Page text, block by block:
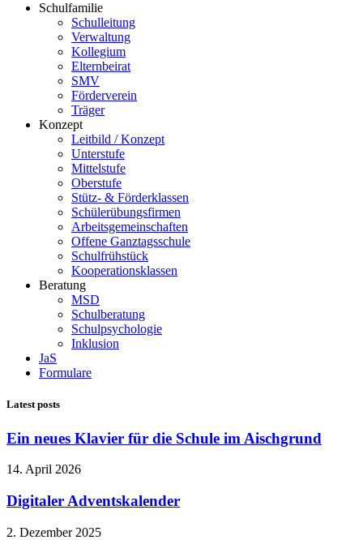
Schulfamilie
Schulleitung
Verwaltung
Kollegium
Elternbeirat
SMV
Förderverein
Träger
Konzept
Leitbild / Konzept
Unterstufe
Mittelstufe
Oberstufe
Stütz- & Förderklassen
Schülerübungsfirmen
Arbeitsgemeinschaften
Offene Ganztagsschule
Schulfrühstück
Kooperationsklassen
Beratung
MSD
Schulberatung
Schulpsychologie
Inklusion
JaS
Formulare
Latest posts
Ein neues Klavier für die Schule im Aischgrund
14. April 2026
Digitaler Adventskalender
2. Dezember 2025